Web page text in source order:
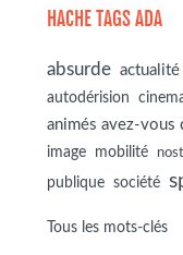
HACHE TAGS ADA
absurde actualité
autodérision
animés avez-vous
image mobilité
publique
société
Tous les mots-clés